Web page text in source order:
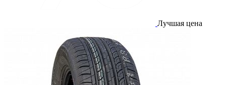
Лучшая цена